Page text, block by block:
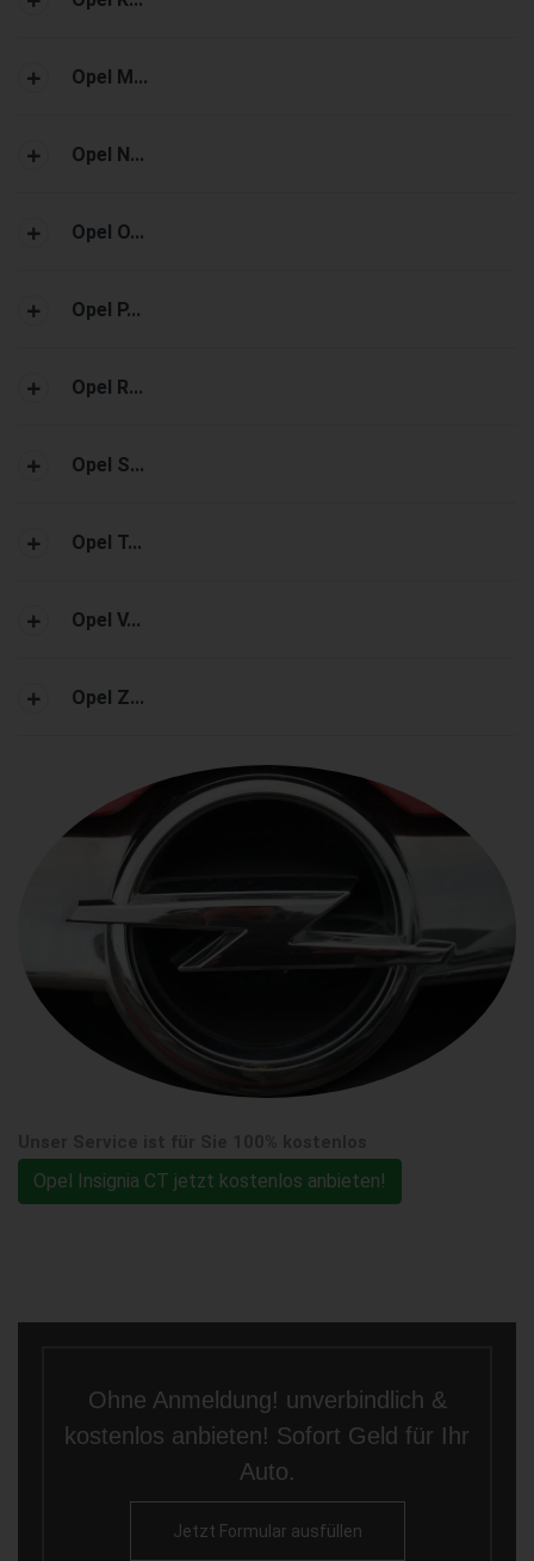
Opel M...
Opel N...
Opel O...
Opel P...
Opel R...
Opel S...
Opel T...
Opel V...
Opel Z...
Opel Insignia CT jetzt kostenlos anbieten!
Ohne Anmeldung! unverbindlich &
kostenlos anbieten! Sofort Geld für Ihr
Auto.
Jetzt Formular ausfüllen